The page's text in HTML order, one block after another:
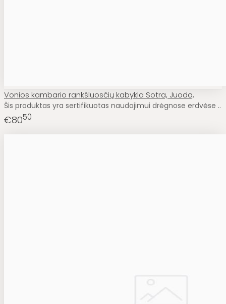
Vonios kambario rankšluosčių kabykla Sotra, Juoda,
Šis produktas yra sertifikuotas naudojimui drėgnose erdvėse ..
€8050